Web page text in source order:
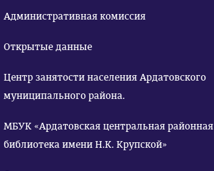
Административная комиссия
Открытые данные
Центр занятости населения Ардатовского
муниципального района.
МБУК «Ардатовская центральная районная
библиотека имени Н.К. Крупской»